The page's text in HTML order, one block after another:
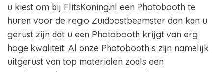
u kiest om bij FlitsKoning.nl een Photobooth te
huren voor de regio Zuidoostbeemster dan kan u
gerust zijn dat u een Photobooth krijgt van erg
hoge kwaliteit. Al onze Photobooth s zijn namelijk
uitgerust van top materialen zoals een